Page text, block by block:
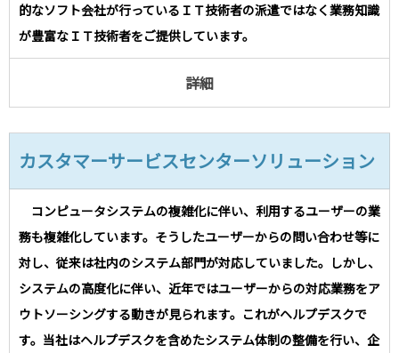
的なソフト会社が行っているＩＴ技術者の派遣ではなく業務知識
が豊富なＩＴ技術者をご提供しています。
詳細
カスタマーサービスセンターソリューション
コンピュータシステムの複雑化に伴い、利用するユーザーの業
務も複雑化しています。そうしたユーザーからの問い合わせ等に
対し、従来は社内のシステム部門が対応していました。しかし、
システムの高度化に伴い、近年ではユーザーからの対応業務をア
ウトソーシングする動きが見られます。これがヘルプデスクで
す。当社はヘルプデスクを含めたシステム体制の整備を行い、企